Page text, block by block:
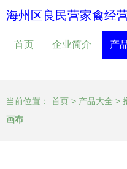
海州区良民营家禽经
首页 企业简介 产
当前位置： 首页 > 产品大全 >
画布